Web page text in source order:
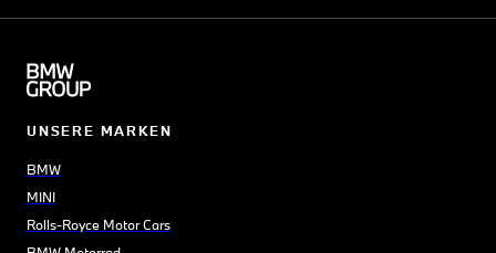
UNSERE MARKEN
BMW
MINI
Rolls-Royce Motor Cars